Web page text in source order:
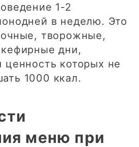
1-2
в неделю. Это
творожные,
дни,
ценность которых не
1000 ккал.
меню при